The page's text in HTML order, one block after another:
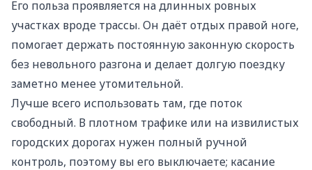
Его польза проявляется на длинных ровных
участках вроде трассы. Он даёт отдых правой ноге,
помогает держать постоянную законную скорость
без невольного разгона и делает долгую поездку
заметно менее утомительной.
Лучше всего использовать там, где поток
свободный. В плотном трафике или на извилистых
городских дорогах нужен полный ручной
контроль, поэтому вы его выключаете; касание